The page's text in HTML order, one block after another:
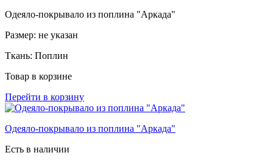
Одеяло-покрывало из поплина "Аркада"
Размер: не указан
Ткань: Поплин
Товар в корзине
Перейти в корзину
Одеяло-покрывало из поплина "Аркада"
Есть в наличии